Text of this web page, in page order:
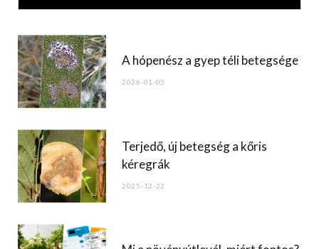
e
o
o
A hópenész a gyep téli betegsége
2026-01-05
Terjedő, új betegség a kőris
kéregrák
2025-12-22